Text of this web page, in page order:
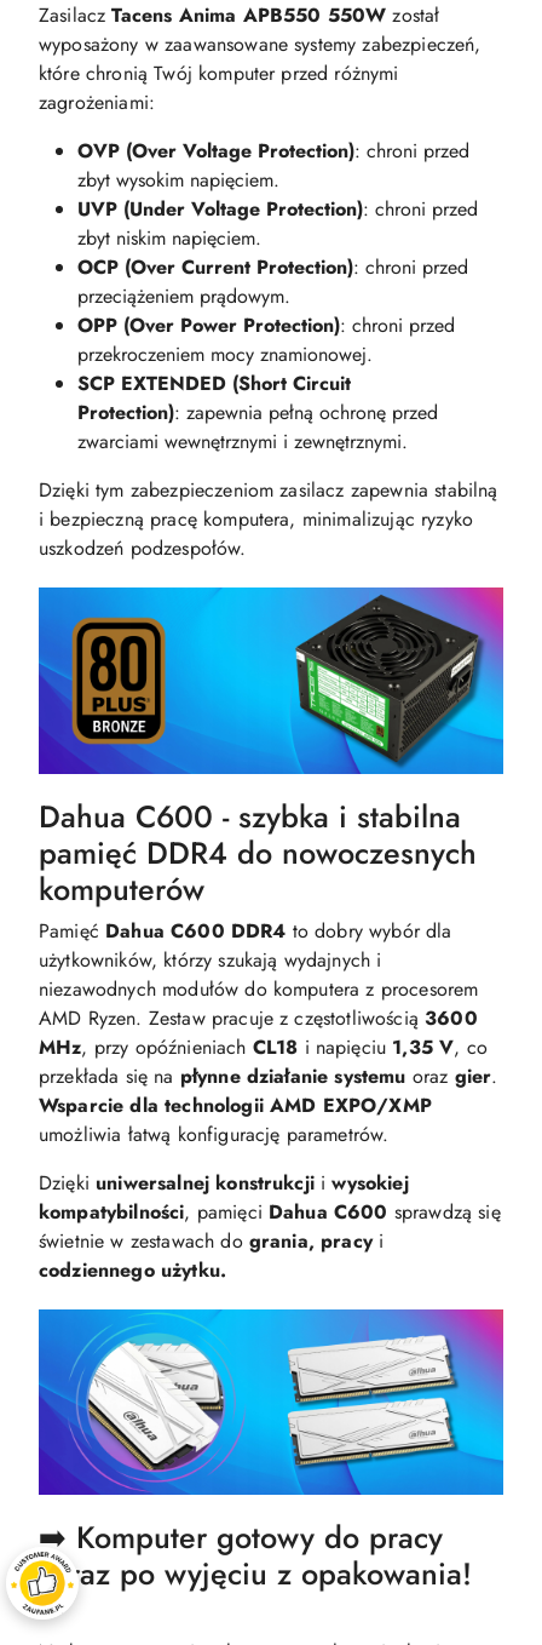
​ZasilaczTacens Anima APB550 550W został
wyposażony w zaawansowane systemy zabezpieczeń,
które chronią Twój komputer przed różnymi
zagrożeniami:​
OVP (Over Voltage Protection): chroni przed
zbyt wysokim napięciem.​
UVP (Under Voltage Protection): chroni przed
zbyt niskim napięciem.​
OCP (Over Current Protection): chroni przed
przeciążeniem prądowym.​
OPP (Over Power Protection): chroni przed
przekroczeniem mocy znamionowej.​
SCP EXTENDED (Short Circuit
Protection): zapewnia pełną ochronę przed
zwarciami wewnętrznymi i zewnętrznymi.​
Dzięki tym zabezpieczeniom zasilacz zapewnia stabilną
i bezpieczną pracę komputera, minimalizując ryzyko
uszkodzeń podzespołów.
Dahua C600 - szybka i stabilna
pamięć DDR4 do nowoczesnych
komputerów
Pamięć Dahua C600 DDR4 to dobry wybór dla
użytkowników, którzy szukają wydajnych i
niezawodnych modułów do komputera z procesorem
AMD Ryzen. Zestaw pracuje z częstotliwością3600
MHz, przy opóźnieniach CL18 i napięciu 1,35 V, co
przekłada się na płynne działanie systemu oraz gier.
Wsparcie dla technologii AMD EXPO/XMP
umożliwia łatwą konfigurację parametrów.
Dzięki uniwersalnej konstrukcji iwysokiej
kompatybilności, pamięci Dahua C600 sprawdzą się
świetnie w zestawach do grania, pracyi
codziennego użytku.
➡️ Komputer gotowy do pracy
zaraz po wyjęciu z opakowania!
⬅️